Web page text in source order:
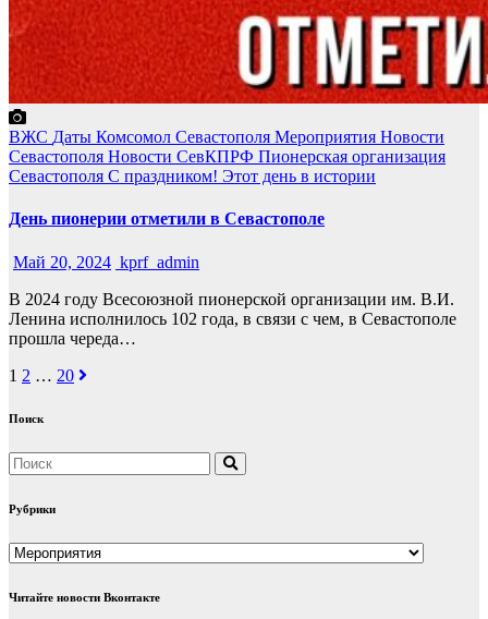
ВЖС Даты Комсомол Севастополя Мероприятия Новости
Севастополя Новости СевКПРФ Пионерская организация
Севастополя С праздником! Этот день в истории
День пионерии отметили в Севастополе
Май 20, 2024 kprf_admin
В 2024 году Всесоюзной пионерской организации им. В.И.
Ленина исполнилось 102 года, в связи с чем, в Севастополе
прошла череда…
Навигация
по
1 2 … 20
Поиск
Рубрики
Рубрики
Читайте новости Вконтакте